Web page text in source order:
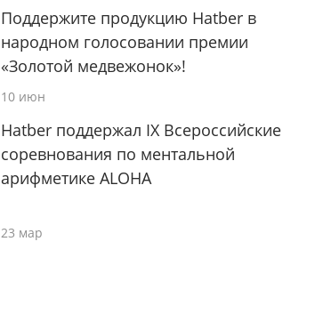
Поддержите продукцию Hatber в
народном голосовании премии
«Золотой медвежонок»!
10 июн
Hatber поддержал IX Всероссийские
соревнования по ментальной
арифметике ALOHA
23 мар